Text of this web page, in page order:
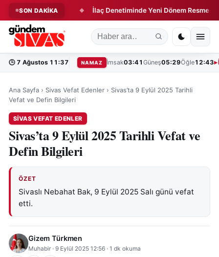
SON DAKİKA
Başladı! İlaç Denetiminde Yeni Dönem Resmen
🕒 7 Ağustos 11:37 NAMAZ İmsak03:41 Güneş05:29Öğle12:43
Ana Sayfa › Sivas Vefat Edenler › Sivas’ta 9 Eylül 2025 Tarihli
Vefat ve Defin Bilgileri
SIVAS VEFAT EDENLER
Sivas’ta 9 Eylül 2025 Tarihli Vefat ve
Defin Bilgileri
ÖZET
Sivaslı Nebahat Bak, 9 Eylül 2025 Salı günü vefat
etti.
Gizem Türkmen
Muhabir · 9 Eylül 2025 12:56 · 1 dk okuma